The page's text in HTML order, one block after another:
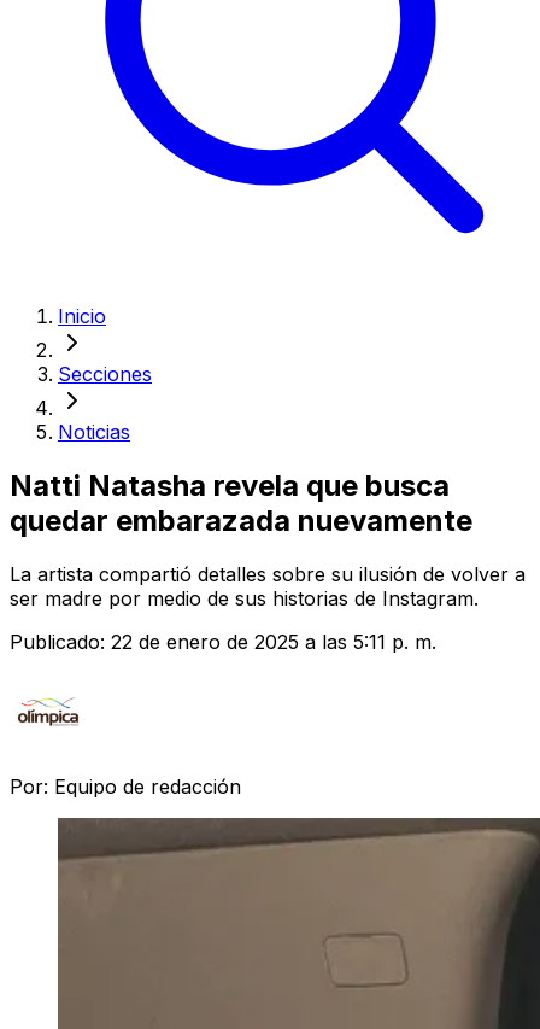
Inicio
Secciones
Noticias
Natti Natasha revela que busca
quedar embarazada nuevamente
La artista compartió detalles sobre su ilusión de volver a
ser madre por medio de sus historias de Instagram.
Publicado: 22 de enero de 2025 a las 5:11 p. m.
Por: Equipo de redacción